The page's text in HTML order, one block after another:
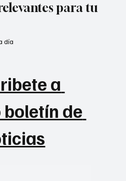
para tu
a
de
día